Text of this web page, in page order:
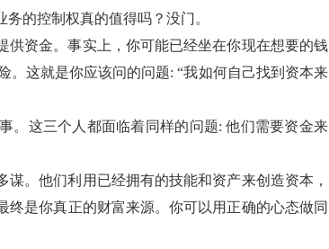
的控制权真的值得吗？没门。
资金。事实上，你可能已经坐在你现在想要的钱
。这就是你应该问的问题: “我如何自己找到资本来
。这三个人都面临着同样的问题: 他们需要资金来
。他们利用已经拥有的技能和资产来创造资本，
是你真正的财富来源。你可以用正确的心态做同